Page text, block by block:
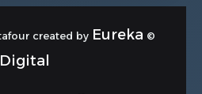
© Copyright 2026, detafour created by
Eureka
Digital